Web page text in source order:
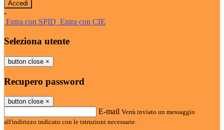
-
Entra con SPID Entra con CIE
Seleziona utente
button close ×
Recupero password
button close ×
E-mail Verrà inviato un messaggio
all'indirizzo indicato con le istruzioni necessarie.